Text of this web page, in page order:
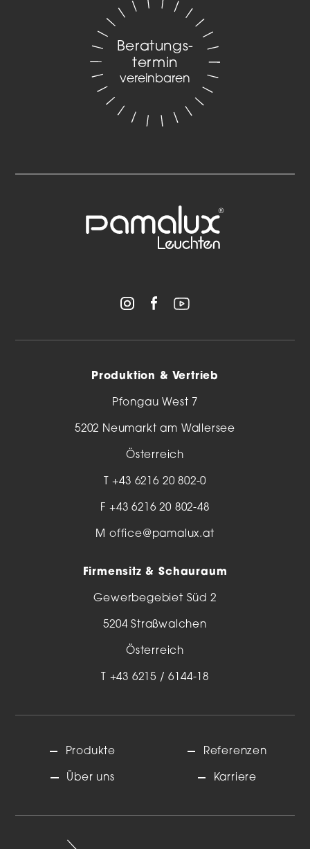
Beratungs­
termin
vereinbaren
Produktion & Vertrieb
Pfongau West 7
5202 Neumarkt am Wallersee
Österreich
T+43 6216 20 802-0
F +43 6216 20 802-48
M office@pamalux.at
Firmensitz & Schauraum
Gewerbegebiet Süd 2
5204 Straßwalchen
Österreich
+43 6215 / 6144-18
Produkte
Über uns
Referenzen
Karriere